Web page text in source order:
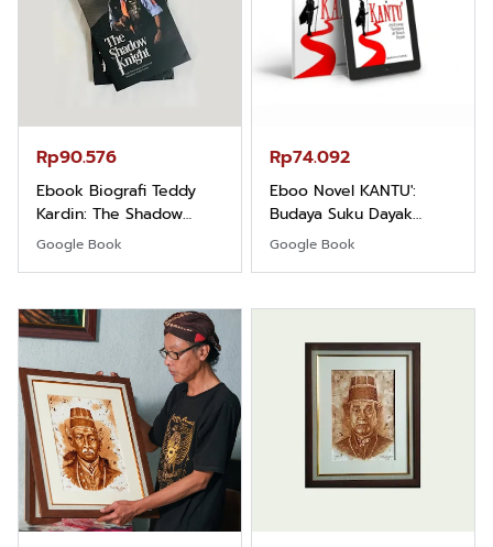
Rp90.576
Ebook Biografi Teddy
Kardin: The Shadow
Khight |
Google Book
Rp74.092
Eboo Novel KANTU':
Budaya Suku Dayak
Borneo
Google Book